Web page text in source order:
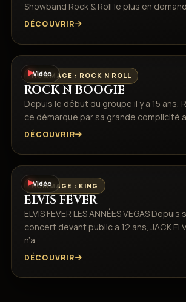
Showband Rock & Roll le plus en
DÉCOUVRIR
Vidéo
HOMMAGE : ROCK N ROLL
ROCK N BOOGIE
Depuis le début du groupe il y a 15 ans,
ce démarque par sa grande complicité
DÉCOUVRIR
Vidéo
HOMMAGE : KING
ELVIS FEVER
ELVIS FEVER LES ANNÉES VEGAS
concert devant public a 12 ans, JACK
n’a…
DÉCOUVRIR